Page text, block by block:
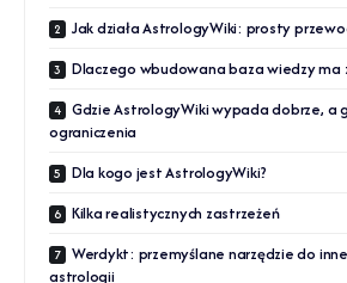
Jak działa AstrologyWiki: prosty
Dlaczego wbudowana baza wiedzy ma
Gdzie AstrologyWiki wypada dobrze, a
ograniczenia
Dla kogo jest AstrologyWiki?
Kilka realistycznych zastrzeżeń
Werdykt: przemyślane narzędzie do
astrologii